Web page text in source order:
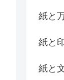
紙と
紙と
紙と